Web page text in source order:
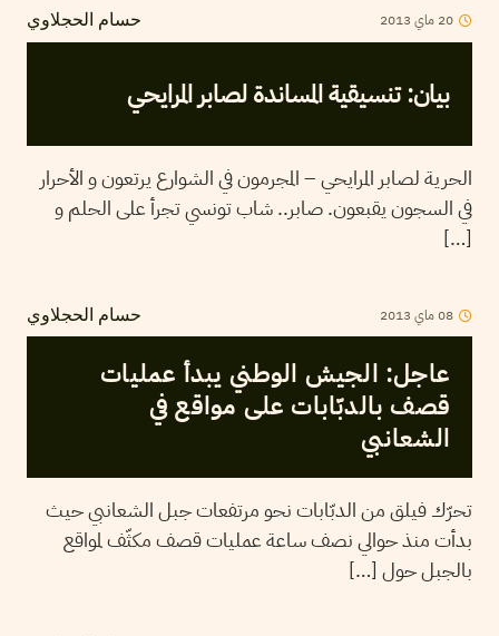
حسام الحجلاوي 20 ماي 2013
بيان: تنسيقية المساندة لصابر المرايحي
الحرية لصابر المرايحي – المجرمون في الشوارع يرتعون و الأحرار
في السجون يقبعون. صابر.. شاب تونسي تجرأ على الحلم و
[…]
حسام الحجلاوي 08ماي 2013
عاجل: الجيش الوطني يبدأ عمليات
قصف بالدبّابات على مواقع في
الشعانبي
تحرّك فيلق من الدبّابات نحو مرتفعات جبل الشعانبي حيث
بدأت منذ حوالي نصف ساعة عمليات قصف مكثّف لمواقع
بالجبل حول […]